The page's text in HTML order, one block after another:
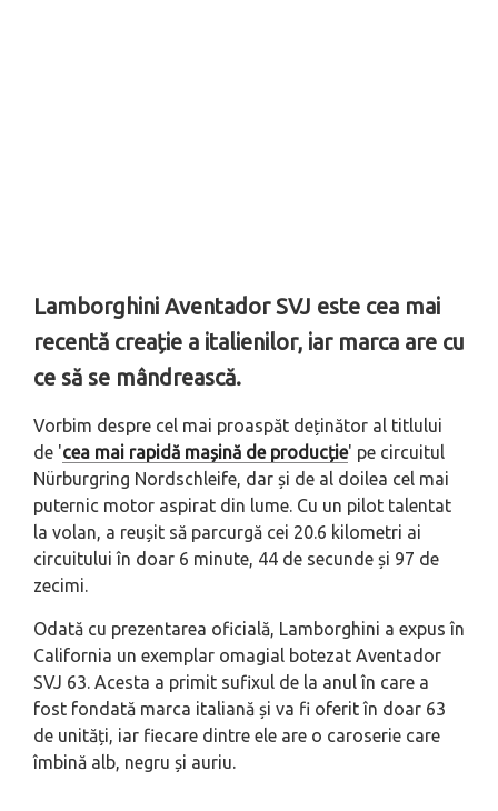
Lamborghini Aventador SVJ este cea mai
recentă creație a italienilor, iar marca are cu
ce să se mândrească.
Vorbim despre cel mai proaspăt deținător al titlului
de 'cea mai rapidă mașină de producție' pe circuitul
Nürburgring Nordschleife, dar și de al doilea cel mai
puternic motor aspirat din lume. Cu un pilot talentat
la volan, a reușit să parcurgă cei 20.6 kilometri ai
circuitului în doar 6 minute, 44 de secunde și 97 de
zecimi.
Odată cu prezentarea oficială, Lamborghini a expus în
California un exemplar omagial botezat Aventador
SVJ 63. Acesta a primit sufixul de la anul în care a
fost fondată marca italiană și va fi oferit în doar 63
de unități, iar fiecare dintre ele are o caroserie care
îmbină alb, negru și auriu.